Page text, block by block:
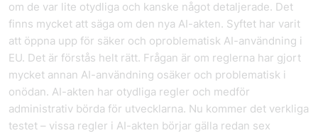
om de var lite otydliga och kanske något detaljerade. Det
finns mycket att säga om den nya AI-akten. Syftet har varit
att öppna upp för säker och oproblematisk AI-användning i
EU. Det är förstås helt rätt. Frågan är om reglerna har gjort
mycket annan AI-användning osäker och problematisk i
onödan. AI-akten har otydliga regler och medför
administrativ börda för utvecklarna. Nu kommer det verkliga
testet – vissa regler i AI-akten börjar gälla redan sex